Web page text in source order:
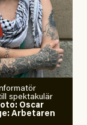
spektakulär
Oscar
Arbetaren